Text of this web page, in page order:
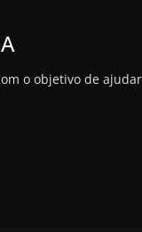
o objetivo de